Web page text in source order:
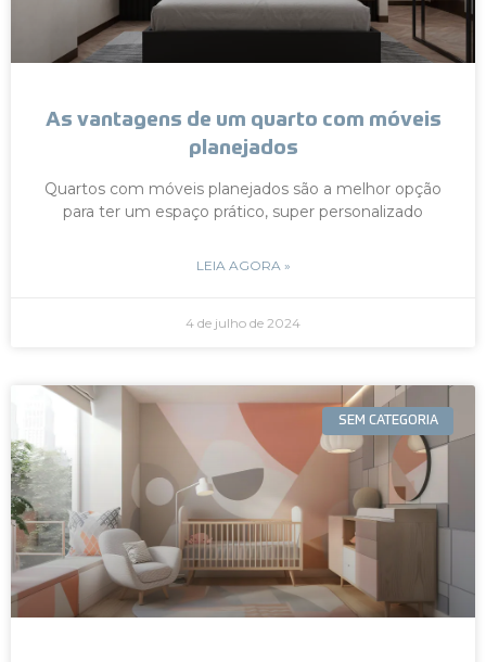
As vantagens de um quarto com móveis
planejados
Quartos com móveis planejados são a melhor opção
para ter um espaço prático, super personalizado
LEIA AGORA »
4 de julho de 2024
SEM CATEGORIA